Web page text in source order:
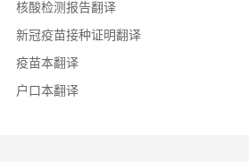
核酸检测报告翻译
新冠疫苗接种证明翻译
疫苗本翻译
户口本翻译